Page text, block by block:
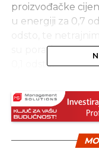
proizvođačke
u energiji za 0,7
su porasle samo
0,1 odsto.
Proizvođačke
mjesec prethodne
odsto,
kapitalnim
proizvodima za